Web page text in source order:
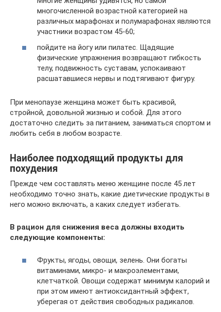
многочисленной возрастной категорией на
различных марафонах и полумарафонах являются
участники возрастом 45-60;
пойдите на йогу или пилатес. Щадящие
физические упражнения возвращают гибкость
телу, подвижность суставам, успокаивают
расшатавшиеся нервы и подтягивают фигуру.
При менопаузе женщина может быть красивой,
стройной, довольной жизнью и собой. Для этого
достаточно следить за питанием, заниматься спортом и
любить себя в любом возрасте.
Наиболее подходящий продукты для
похудения
Прежде чем составлять меню женщине после 45 лет
необходимо точно знать, какие диетические продукты в
него можно включать, а каких следует избегать.
В рацион для снижения веса должны входить
следующие компоненты:
Фрукты, ягоды, овощи, зелень. Они богаты
витаминами, микро- и макроэлементами,
клетчаткой. Овощи содержат минимум калорий и
при этом имеют антиоксидантный эффект,
уберегая от действия свободных радикалов.